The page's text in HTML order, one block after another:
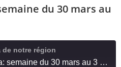
du 30 mars au
de notre région
Les sorties cinéma: semaine du 30 mars au 3 avril